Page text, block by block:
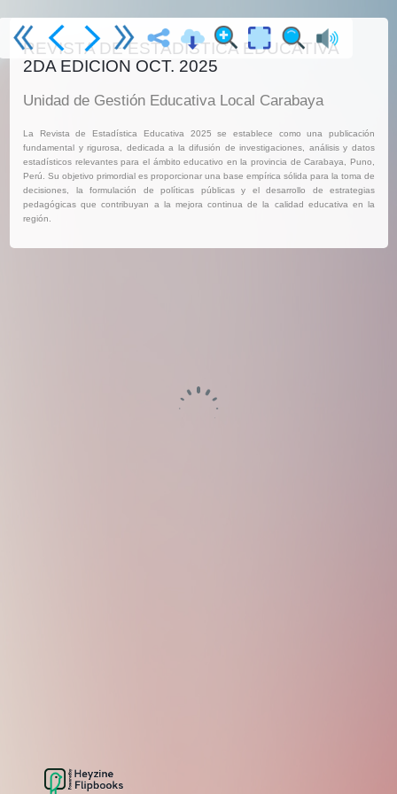
REVISTA DE ESTADISTICA EDUCATIVA
2DA EDICION OCT. 2025
Unidad de Gestión Educativa Local Carabaya
La Revista de Estadística Educativa 2025 se establece como una publicación
fundamental y rigurosa, dedicada a la difusión de investigaciones, análisis y datos
estadísticos relevantes para el ámbito educativo en la provincia de Carabaya, Puno,
Perú. Su objetivo primordial es proporcionar una base empírica sólida para la toma de
decisiones, la formulación de políticas públicas y el desarrollo de estrategias
pedagógicas que contribuyan a la mejora continua de la calidad educativa en la
región.